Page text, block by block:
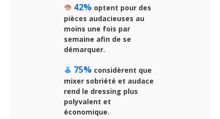
42% optent pour des
pièces audacieuses au
moins une fois par
semaine afin de se
démarquer.
75% considèrent que
mixer sobriété et audace
rend le dressing plus
polyvalent et
économique.